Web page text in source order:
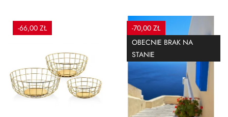
-66,00 ZŁ
-70,00 ZŁ
OBECNIE BRAK NA
STANIE